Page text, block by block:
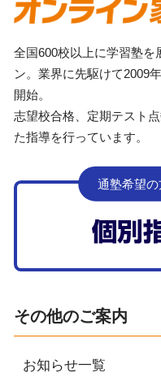
全国600校以上に学習塾を
ン。業界に先駆けて2009
開始。
志望校合格、定期テスト
た指導を行っています。
通塾希望
その他のご案内
お知らせ一覧